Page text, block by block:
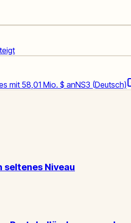
mit 58,01 Mio. $ anNS3 (Deutsch)
Niveau